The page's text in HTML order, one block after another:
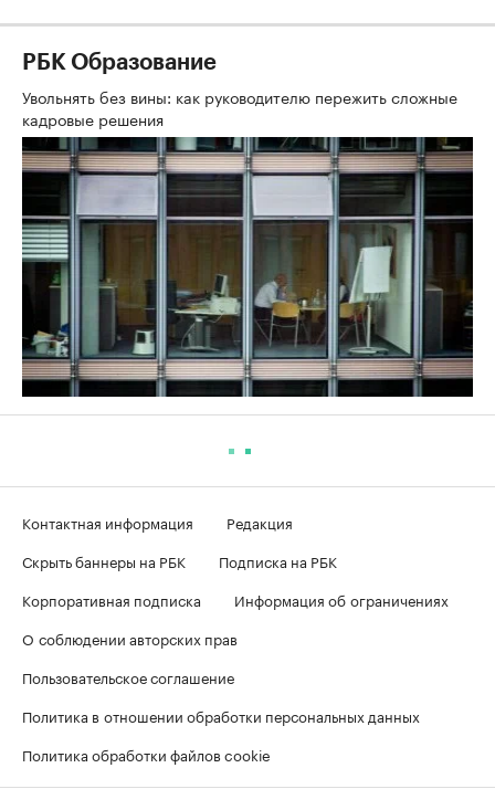
РБК Образование
Увольнять без вины: как руководителю пережить сложные
кадровые решения
Контактная информация
Редакция
Скрыть баннеры на РБК
Подписка на РБК
Корпоративная подписка
Информация об ограничениях
О соблюдении авторских прав
Пользовательское соглашение
Политика в отношении обработки персональных данных
Политика обработки файлов cookie